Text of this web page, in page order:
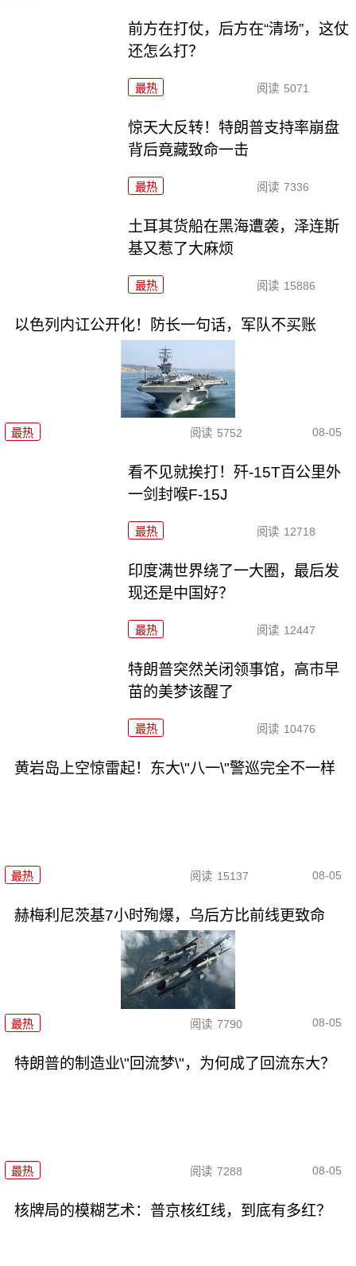
前方在打仗，后方在“清场”，这仗
还怎么打？
最热 阅读 5071
惊天大反转！特朗普支持率崩盘
背后竟藏致命一击
最热 阅读 7336
土耳其货船在黑海遭袭，泽连斯
基又惹了大麻烦
最热 阅读 15886
以色列内讧公开化！防长一句话，军队不买账
最热 阅读 5752 08-05
看不见就挨打！歼-15T百公里外
一剑封喉F-15J
最热 阅读 12718
印度满世界绕了一大圈，最后发
现还是中国好？
最热 阅读 12447
特朗普突然关闭领事馆，高市早
苗的美梦该醒了
最热 阅读 10476
黄岩岛上空惊雷起！东大\"八一\"警巡完全不一样
最热 阅读 15137 08-05
赫梅利尼茨基7小时殉爆，乌后方比前线更致命
最热 阅读 7790 08-05
特朗普的制造业\"回流梦\"，为何成了回流东大？
最热 阅读 7288 08-05
核牌局的模糊艺术：普京核红线，到底有多红？